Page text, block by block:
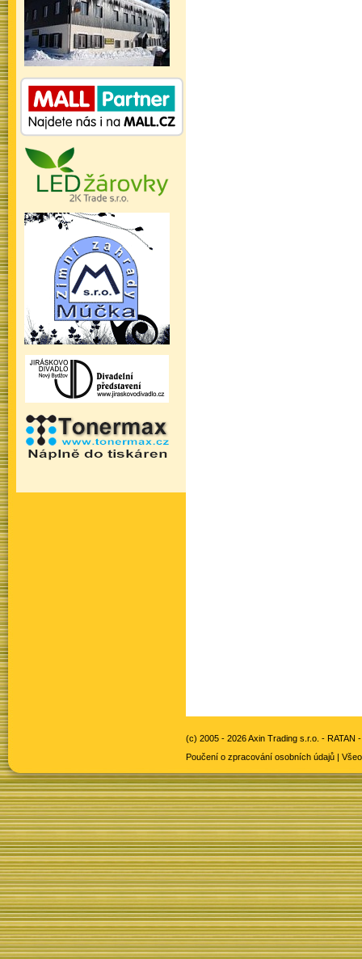
(c) 2005 - 2026 Axin Trading s.r.o. - RATAN
Poučení o zpracování osobních údajů |